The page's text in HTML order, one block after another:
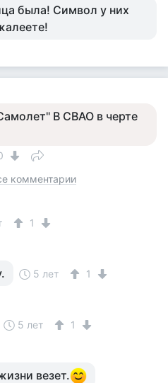
была! Символ у них
В СВАО в черте
комментарии
1
5 лет 1
5 лет 1
везет.